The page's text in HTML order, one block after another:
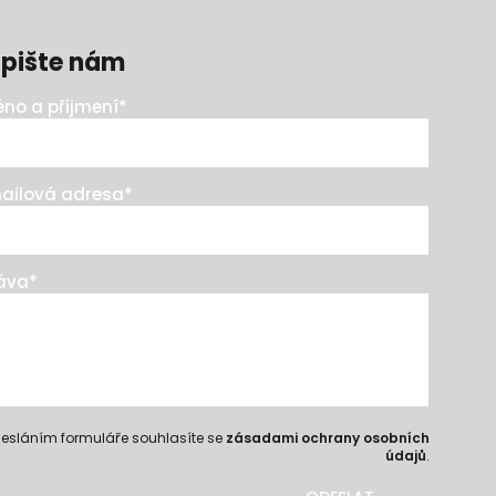
nám
a příjmení*
adresa*
*
formuláře souhlasíte se zásadami ochrany osobních
údajů.